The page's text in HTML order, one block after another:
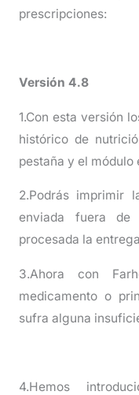
prescripciones:
Versión 4.8
1.Con esta versión
histórico de
pestaña y el módulo
2.Podrás imprimir
enviada fuera
procesada la
3.Ahora con
medicamento o
sufra alguna
4.Hemos